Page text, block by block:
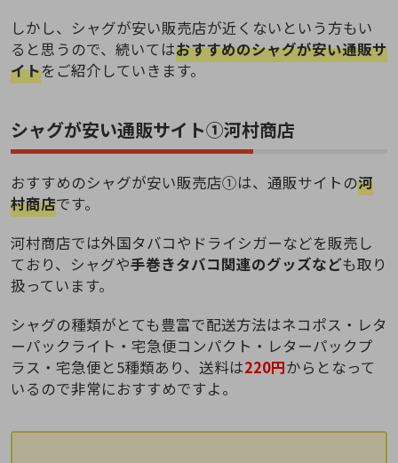
しかし、シャグが安い販売店が近くないという方もい
ると思うので、続いてはおすすめのシャグが安い通販サ
イトをご紹介していきます。
シャグが安い通販サイト①河村商店
おすすめのシャグが安い販売店①は、通販サイトの河
村商店です。
河村商店では外国タバコやドライシガーなどを販売し
ており、シャグや手巻きタバコ関連のグッズなども取り
扱っています。
シャグの種類がとても豊富で配送方法はネコポス・レタ
ーパックライト・宅急便コンパクト・レターパックプ
ラス・宅急便と5種類あり、送料は220円からとなって
いるので非常におすすめですよ。